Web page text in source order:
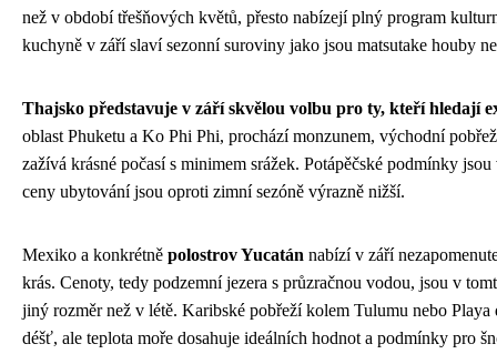
než v období třešňových květů, přesto nabízejí plný program
kuchyně v září slaví sezonní suroviny jako jsou matsutake houby
Thajsko představuje v září skvělou volbu pro ty, kteří hledají
oblast Phuketu a Ko Phi Phi, prochází monzunem, východní
zažívá krásné počasí s minimem srážek. Potápěčské podmínky
ceny ubytování jsou oproti zimní sezóně výrazně nižší.
Mexiko a konkrétně polostrov Yucatán nabízí v září
krás. Cenoty, tedy podzemní jezera s průzračnou vodou, jsou v
jiný rozměr než v létě. Karibské pobřeží kolem Tulumu nebo
déšť, ale teplota moře dosahuje ideálních hodnot a podmínky pro